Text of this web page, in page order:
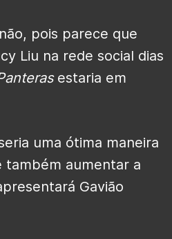
pois parece que
Liu na rede social dias
estaria em
uma ótima maneira
também aumentar a
Gavião